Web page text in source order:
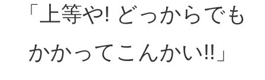
「上等や! どっからでも
かかってこんかい!!」